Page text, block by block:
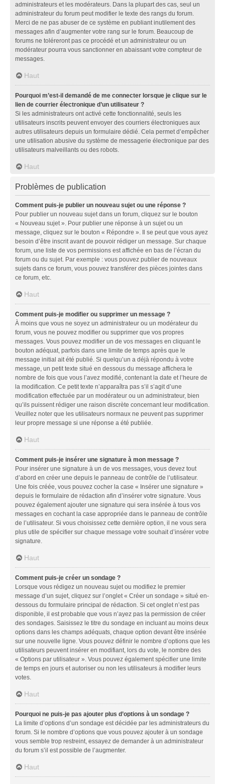
administrateurs et les modérateurs. Dans la plupart des cas, seul un
administrateur du forum peut modifier le texte des rangs du forum.
Merci de ne pas abuser de ce système en publiant inutilement des
messages afin d’augmenter votre rang sur le forum. Beaucoup de
forums ne toléreront pas ce procédé et un administrateur ou un
modérateur pourra vous sanctionner en abaissant votre compteur de
messages.
Haut
Pourquoi m’est-il demandé de me connecter lorsque je clique sur le
lien de courrier électronique d’un utilisateur ?
Si les administrateurs ont activé cette fonctionnalité, seuls les
utilisateurs inscrits peuvent envoyer des courriers électroniques aux
autres utilisateurs depuis un formulaire dédié. Cela permet d’empêcher
une utilisation abusive du système de messagerie électronique par des
utilisateurs malveillants ou des robots.
Haut
Problèmes de publication
Comment puis-je publier un nouveau sujet ou une réponse ?
Pour publier un nouveau sujet dans un forum, cliquez sur le bouton
« Nouveau sujet ». Pour publier une réponse à un sujet ou un
message, cliquez sur le bouton « Répondre ». Il se peut que vous ayez
besoin d’être inscrit avant de pouvoir rédiger un message. Sur chaque
forum, une liste de vos permissions est affichée en bas de l’écran du
forum ou du sujet. Par exemple : vous pouvez publier de nouveaux
sujets dans ce forum, vous pouvez transférer des pièces jointes dans
ce forum, etc.
Haut
Comment puis-je modifier ou supprimer un message ?
À moins que vous ne soyez un administrateur ou un modérateur du
forum, vous ne pouvez modifier ou supprimer que vos propres
messages. Vous pouvez modifier un de vos messages en cliquant le
bouton adéquat, parfois dans une limite de temps après que le
message initial ait été publié. Si quelqu’un a déjà répondu à votre
message, un petit texte situé en dessous du message affichera le
nombre de fois que vous l’avez modifié, contenant la date et l’heure de
la modification. Ce petit texte n’apparaîtra pas s’il s’agit d’une
modification effectuée par un modérateur ou un administrateur, bien
qu’ils puissent rédiger une raison discrète concernant leur modification.
Veuillez noter que les utilisateurs normaux ne peuvent pas supprimer
leur propre message si une réponse a été publiée.
Haut
Comment puis-je insérer une signature à mon message ?
Pour insérer une signature à un de vos messages, vous devez tout
d’abord en créer une depuis le panneau de contrôle de l’utilisateur.
Une fois créée, vous pouvez cocher la case « Insérer une signature »
depuis le formulaire de rédaction afin d’insérer votre signature. Vous
pouvez également ajouter une signature qui sera insérée à tous vos
messages en cochant la case appropriée dans le panneau de contrôle
de l’utilisateur. Si vous choisissez cette dernière option, il ne vous sera
plus utile de spécifier sur chaque message votre souhait d’insérer votre
signature.
Haut
Comment puis-je créer un sondage ?
Lorsque vous rédigez un nouveau sujet ou modifiez le premier
message d’un sujet, cliquez sur l’onglet « Créer un sondage » situé en-
dessous du formulaire principal de rédaction. Si cet onglet n’est pas
disponible, il est probable que vous n’ayez pas la permission de créer
des sondages. Saisissez le titre du sondage en incluant au moins deux
options dans les champs adéquats, chaque option devant être insérée
sur une nouvelle ligne. Vous pouvez définir le nombre d’options que les
utilisateurs peuvent insérer en modifiant, lors du vote, le nombre des
« Options par utilisateur ». Vous pouvez également spécifier une limite
de temps en jours et autoriser ou non les utilisateurs à modifier leurs
votes.
Haut
Pourquoi ne puis-je pas ajouter plus d’options à un sondage ?
La limite d’options d’un sondage est décidée par les administrateurs du
forum. Si le nombre d’options que vous pouvez ajouter à un sondage
vous semble trop restreint, essayez de demander à un administrateur
du forum s’il est possible de l’augmenter.
Haut